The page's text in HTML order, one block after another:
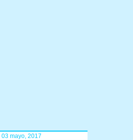
03 mayo, 2017